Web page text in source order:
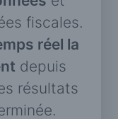
fiscales.
réel la
depuis
résultats